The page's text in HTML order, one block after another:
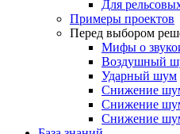
Для
Примеры проектов
Перед выбором
Мифы о
Воздушный
Ударный шум
Снижение
Снижение
Снижение